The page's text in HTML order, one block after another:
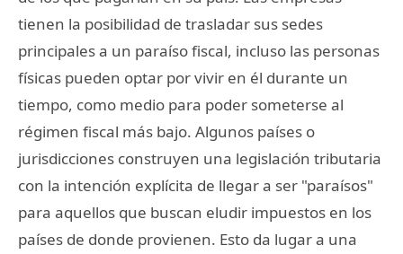
tienen la posibilidad de trasladar sus sedes
principales a un paraíso fiscal, incluso las personas
físicas pueden optar por vivir en él durante un
tiempo, como medio para poder someterse al
régimen fiscal más bajo. Algunos países o
jurisdicciones construyen una legislación tributaria
con la intención explícita de llegar a ser "paraísos"
para aquellos que buscan eludir impuestos en los
países de donde provienen. Esto da lugar a una